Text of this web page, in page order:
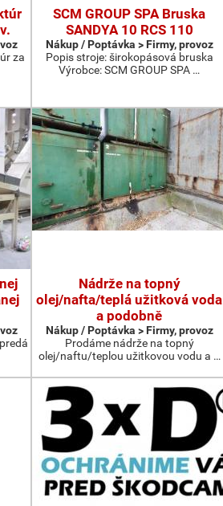
za
SCM GROUP SPA Bruska
SANDYA 10 RCS 110
Nákup / Poptávka > Firmy, provoz
Popis stroje: širokopásová bruska
Výrobce: SCM GROUP SPA …
Nádrže na topný
olej/nafta/teplá užitková voda
a podobně
Nákup / Poptávka > Firmy, provoz
Prodáme nádrže na topný
olej/naftu/teplou užitkovou vodu a …